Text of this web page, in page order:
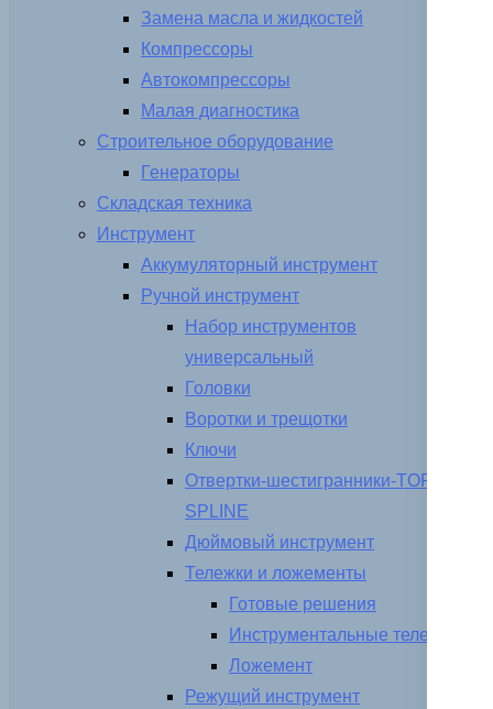
Замена масла и жидкостей
Компрессоры
Автокомпрессоры
Малая диагностика
Строительное оборудование
Генераторы
Складская техника
Инструмент
Аккумуляторный инструмент
Ручной инструмент
Набор инструментов
универсальный
Головки
Воротки и трещотки
Ключи
Отвертки-шестигранники-TORX-
SPLINE
Дюймовый инструмент
Тележки и ложементы
Готовые решения
Инструментальные тележки
Ложемент
Режущий инструмент